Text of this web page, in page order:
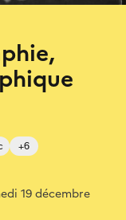
+6
19 décembre